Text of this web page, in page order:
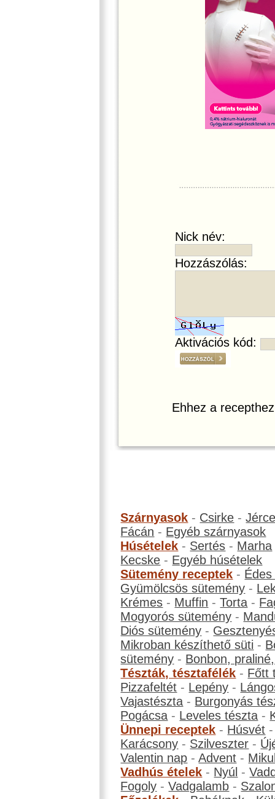
Nick név:
Hozzászólás:
Aktivációs kód:
Ehhez a
Szárnyasok - Csirke -
Fácán - Egyéb szárnyasok
Húsételek - Sertés - Marha
Kecske - Egyéb húsételek
Sütemény receptek -
Gyümölcsös sütemény -
Krémes - Muffin -Torta -
Mogyorós sütemény -
Diós sütemény -
Mikroban készíthető süti -
sütemény - Bonbon,
Tészták, tésztafélék - Főtt
Pizzafeltét - Lepény -
Vajastészta - Burgonyás
Pogácsa - Leveles tészta -
Ünnepi receptek - Húsvét
Karácsony - Szilveszter -
Valentin nap -Advent -
Vadhús ételek - Nyúl -
Fogoly -Vadgalamb -